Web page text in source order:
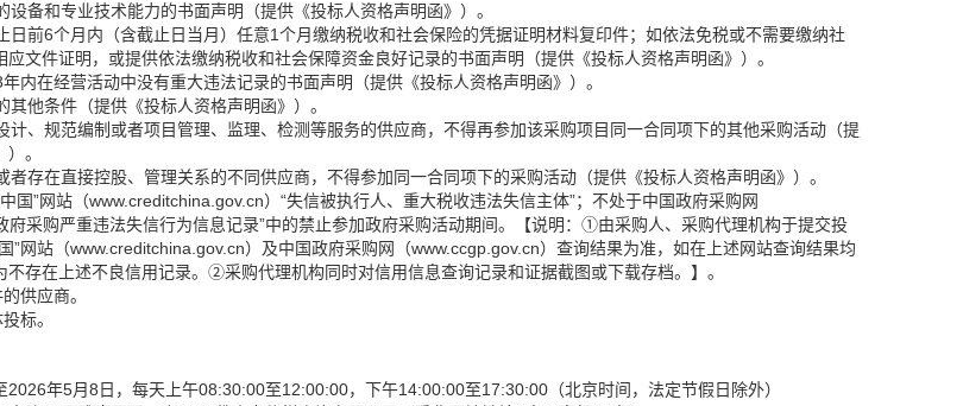
设备和专业技术能力的书面声明（提供《投标人资格声明函》）。
日前6个月内（含截止日当月）任意1个月缴纳税收和社会保险的凭据证明材料复印件；如依法免税或不需要缴纳社
文件证明，或提供依法缴纳税收和社会保障资金良好记录的书面声明（提供《投标人资格声明函》）。
内在经营活动中没有重大违法记录的书面声明（提供《投标人资格声明函》）。
他条件（提供《投标人资格声明函》）。
计、规范编制或者项目管理、监理、检测等服务的供应商，不得再参加该采购项目同一合同项下的其他采购活动（提
。
者存在直接控股、管理关系的不同供应商，不得参加同一合同项下的采购活动（提供《投标人资格声明函》）。
国”网站（www.creditchina.gov.cn）“失信被执行人、重大税收违法失信主体”；不处于中国政府采购网
府采购严重违法失信行为信息记录”中的禁止参加政府采购活动期间。【说明：①由采购人、采购代理机构于提交投
”网站（www.creditchina.gov.cn）及中国政府采购网（www.ccgp.gov.cn）查询结果为准，如在上述网站查询结果均
不存在上述不良信用记录。②采购代理机构同时对信用信息查询记录和证据截图或下载存档。】。
供应商。
标。
2026年5月8日，每天上午08:30:00至12:00:00，下午14:00:00至17:30:00（北京时间，法定节假日除外）